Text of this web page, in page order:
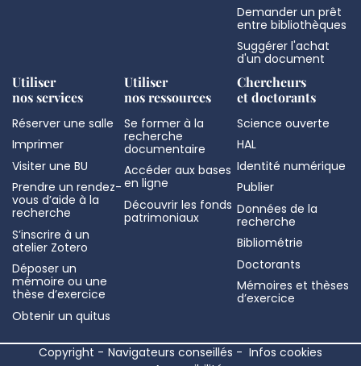
Demander un prêt
entre bibliothèques
Suggérer l'achat
d'un document
Utiliser
nos services
Réserver une salle
Imprimer
Visiter une BU
Prendre un rendez-
vous d’aide à la
recherche
S’inscrire à un
atelier Zotero
Déposer un
mémoire ou une
thèse d’exercice
Obtenir un quitus
Utiliser
nos ressources
Se former à la
recherche
documentaire
Accéder aux bases
en ligne
Découvrir les fonds
patrimoniaux
Chercheurs
et doctorants
Science ouverte
HAL
Identité numérique
Publier
Données de la
recherche
Bibliométrie
Doctorants
Mémoires et thèses
d’exercice
Copyright Navigateurs conseillés
Infos cookies